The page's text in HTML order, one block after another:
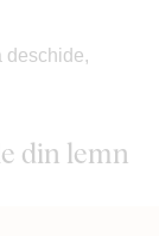
deschide,
din lemn